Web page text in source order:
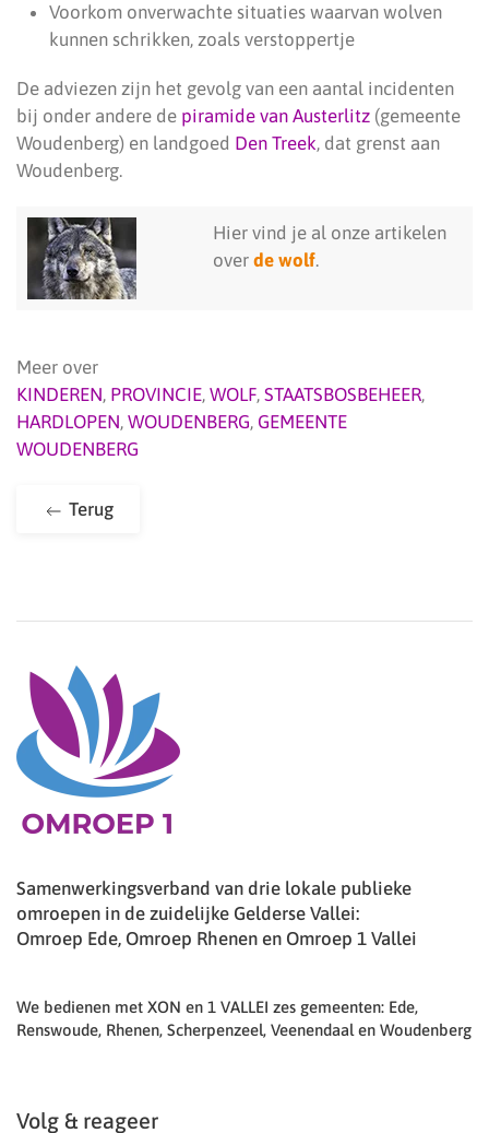
Voorkom onverwachte situaties waarvan wolven
kunnen schrikken, zoals verstoppertje
De adviezen zijn het gevolg van een aantal incidenten
bij onder andere de piramide van Austerlitz (gemeente
Woudenberg) en landgoed Den Treek, dat grenst aan
Woudenberg.
Hier vind je al onze artikelen
over de wolf.
Meer over
KINDEREN, PROVINCIE, WOLF, STAATSBOSBEHEER,
HARDLOPEN, WOUDENBERG, GEMEENTE
WOUDENBERG
Terug
Samenwerkingsverband van drie lokale publieke
omroepen in de zuidelijke Gelderse Vallei:
Omroep Ede, Omroep Rhenen en Omroep 1 Vallei
We bedienen met XON en 1 VALLEI zes gemeenten: Ede,
Renswoude, Rhenen, Scherpenzeel, Veenendaal en Woudenberg
Volg & reageer